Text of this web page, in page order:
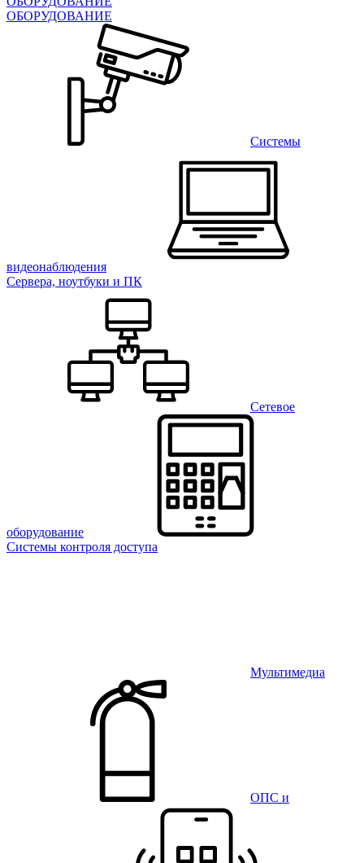
ОБОРУДОВАНИЕ
Системы
видеонаблюдения
Сервера, ноутбуки и ПК
Сетевое
оборудование
Системы контроля доступа
Мультимедиа
ОПС и